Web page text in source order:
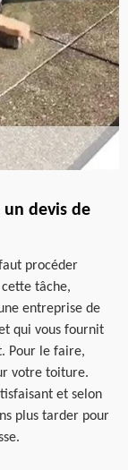
devis de
procéder
tâche,
entreprise de
qui vous fournit
Pour le faire,
votre toiture.
et selon
plus tarder pour